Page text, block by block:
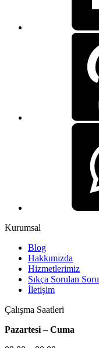
Kurumsal
Blog
Hakkımızda
Hizmetlerimiz
Sıkça Sorulan
İletişim
Çalışma Saatleri
Pazartesi – Cuma